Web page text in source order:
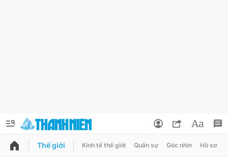
QUẢNG CÁO
Thế giới Kinh tế thế giới Quân sự Góc nhìn Hồ sơ